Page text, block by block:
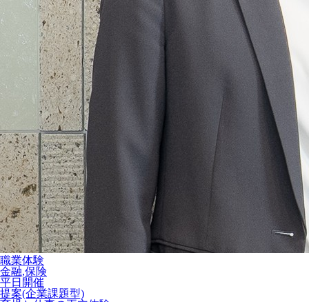
職業体験
金融,保険
平日開催
提案(企業課題型)